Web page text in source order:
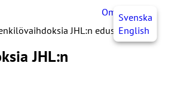
OmaJHLSvenska
English
JHL:n edustajistossa
JHL:n